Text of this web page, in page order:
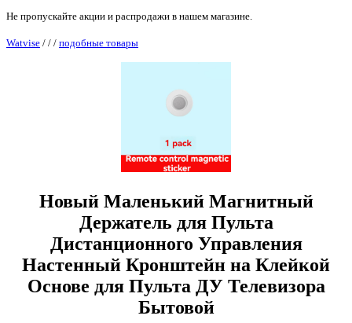
Не пропускайте акции и распродажи в нашем магазине.
Watvise / / / подобные товары
Новый Маленький Магнитный
Держатель для Пульта
Дистанционного Управления
Настенный Кронштейн на Клейкой
Основе для Пульта ДУ Телевизора
Бытовой